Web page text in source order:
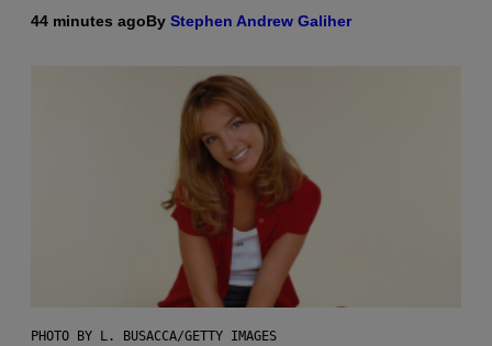
44 minutes agoBy Stephen Andrew Galiher
PHOTO BY L. BUSACCA/GETTY IMAGES